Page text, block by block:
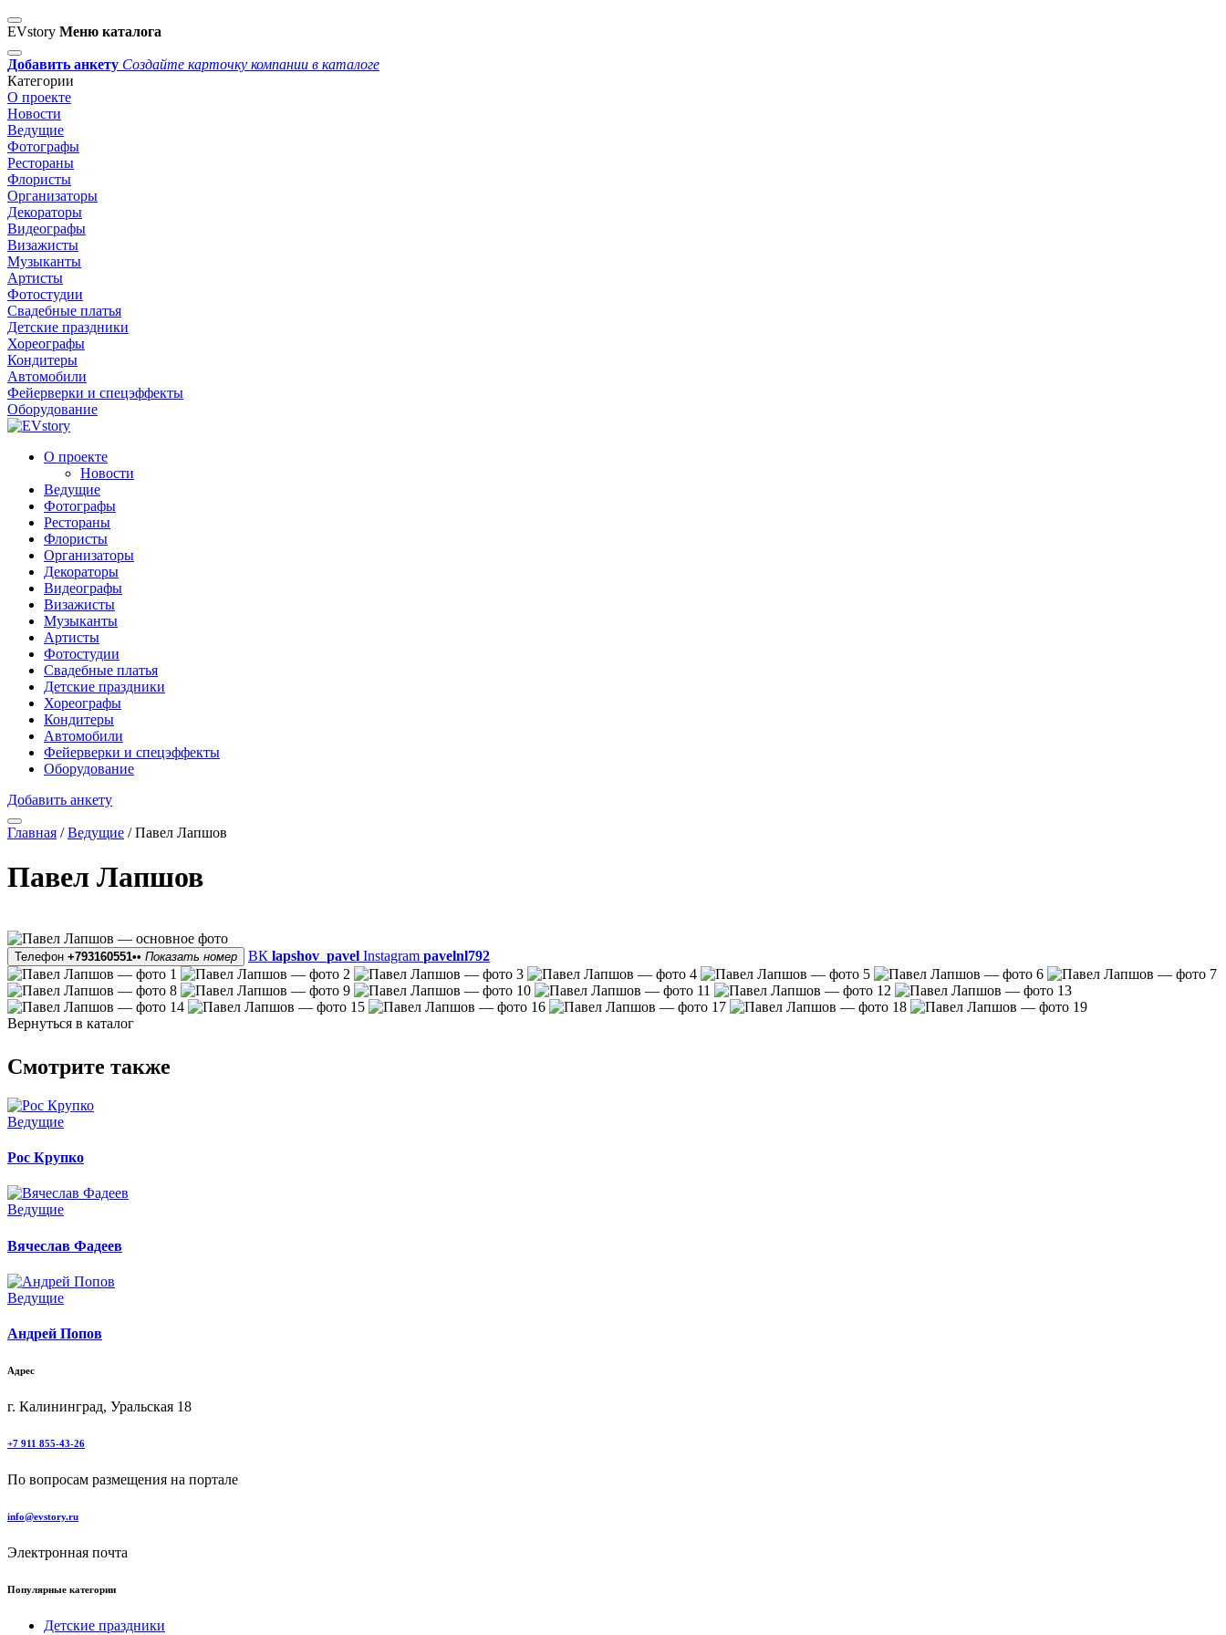
EVstory Меню каталога
Добавить анкету Создайте карточку компании в каталоге
Категории
О проекте
Новости
Ведущие
Фотографы
Рестораны
Флористы
Организаторы
Декораторы
Видеографы
Визажисты
Музыканты
Артисты
Фотостудии
Свадебные платья
Детские праздники
Хореографы
Кондитеры
Автомобили
Фейерверки и спецэффекты
Оборудование
О проекте
Новости
Ведущие
Фотографы
Рестораны
Флористы
Организаторы
Декораторы
Видеографы
Визажисты
Музыканты
Артисты
Фотостудии
Свадебные платья
Детские праздники
Хореографы
Кондитеры
Автомобили
Фейерверки и спецэффекты
Оборудование
Добавить анкету
Главная / Ведущие / Павел Лапшов
Павел Лапшов
Телефон +793160551•• Показать номер ВК lapshov_pavel Instagram pavelnl792
Вернуться в каталог
Смотрите также
Ведущие
Рос Крупко
Ведущие
Вячеслав Фадеев
Ведущие
Андрей Попов
Адрес
г. Калининград, Уральская 18
+7 911 855-43-26
По вопросам размещения на портале
info@evstory.ru
Электронная почта
Популярные категории
Детские праздники